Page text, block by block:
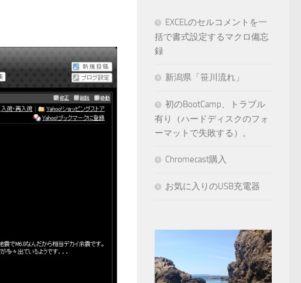
EXCELのセルコメントを一
括で書式設定するマクロ備忘
録
新潟県「笹川流れ」
初のBootCamp、トラブル
有り（ハードディスクのフォ
ーマットで失敗する）。
Chromecast購入
お気に入りのUSB充電器